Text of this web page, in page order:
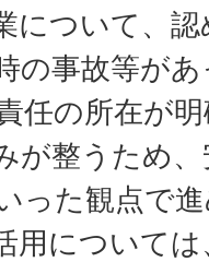
について、
の事故等が
任の所在が
が整うため
った観点で
用について